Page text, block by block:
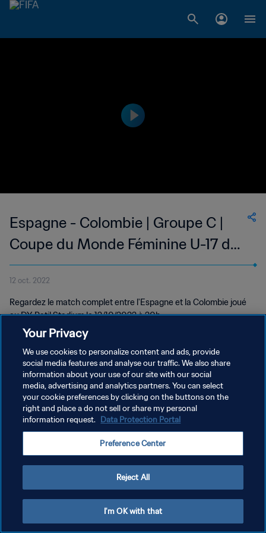
Espagne - Colombie | Groupe C |
Coupe du Monde Féminine U-17 de
la FIFA, Inde 2022™ | Match complet
12 oct. 2022
Regardez le match complet entre l'Espagne et la Colombie joué
au DY Patil Stadium le 12/10/2022 à 20h.
POLITIQUE DE CONFIDENTIALITÉ
CONDITIONS D'UTILISATION
GÉRER VOS PRÉFÉRENCES SUR LES COOKIES
Your Privacy
We use cookies to personalize content and ads, provide
social media features and analyse our traffic. We also share
information about your use of our site with our social
media, advertising and analytics partners. You can select
your cookie preferences by clicking on the buttons on the
right and place a do not sell or share my personal
information request. Data Protection Portal
Preference Center
Reject All
I'm OK with that